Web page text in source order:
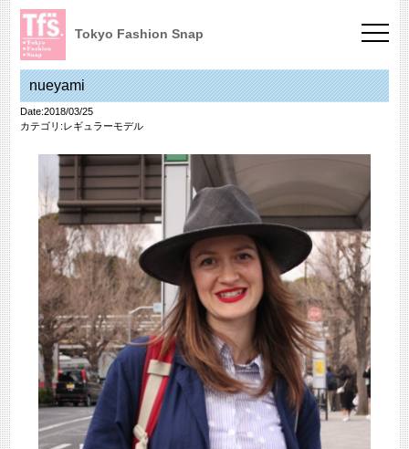
Tokyo Fashion Snap
nueyami
Date:2018/03/25
カテゴリ:レギュラーモデル